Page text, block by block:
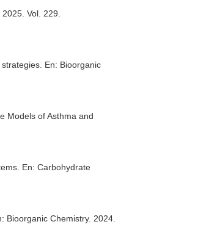
. 2025. Vol. 229.
En: Bioorganic
Models of Asthma and
En: Carbohydrate
Bioorganic Chemistry. 2024.